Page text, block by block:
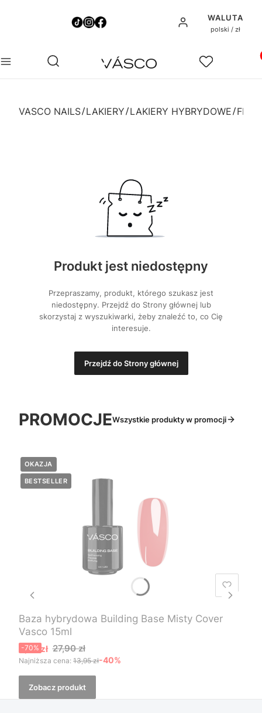
Zaloguj sięWALUTA
polski / zł
Menu Otwórz wyszukiwarkę
Szukaj Ulubione
VASCO NAILS LAKIERY LAKIERY HYBRYDOWE
Produkt jest niedostępny
Przepraszamy, produkt, którego szukasz jest
niedostępny. Przejdź do Strony głównej lub
skorzystaj z wyszukiwarki, żeby znaleźć to, co Cię
interesuje.
Przejdź do Strony głównej
PROMOCJEWszystkie produkty w promocji
OKAZJA
BESTSELLER
Baza hybrydowa Building Base Misty Cover
Vasco 15ml
Cena promocyjna
8,37 zł 27,90 zł
-70%
Najniższa cena: 13,95 zł-40%
Zobacz produkt